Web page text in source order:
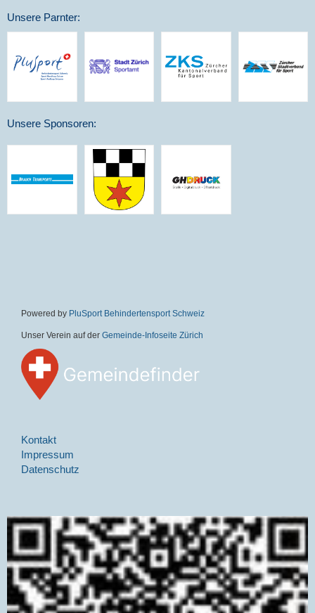
Unsere Parnter:
Unsere Sponsoren:
Powered by PluSport Behindertensport Schweiz
Unser Verein auf der Gemeinde-Infoseite Zürich
Kontakt
Impressum
Datenschutz